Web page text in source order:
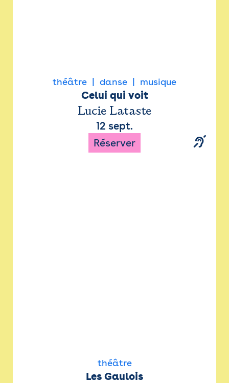
théâtre danse musique
Celui qui voit
Lucie Lataste
12 sept.
Réserver
théâtre
Les Gaulois